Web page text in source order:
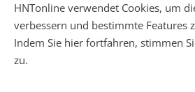
HNTonline verwendet Cookies, um
verbessern und bestimmte Features
Indem Sie hier fortfahren, stimmen
zu.
Mo – Fr 08:00 – 22:00 Uhr
Sa + So 10:00 – 18:00 Uhr